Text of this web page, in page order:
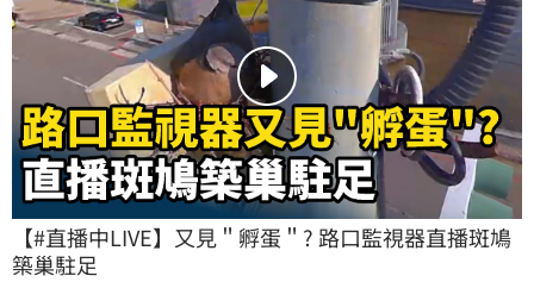
【#直播中LIVE】又見＂孵蛋＂? 路口監視器直播斑鳩
築巢駐足